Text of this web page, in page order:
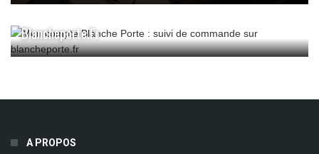
Blancheporte.fr
A PROPOS